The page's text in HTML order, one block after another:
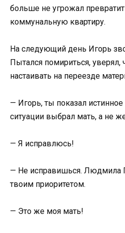
больше не угрожал
коммунальную квартиру.
На следующий день Игорь
Пытался помириться, уверял,
настаивать на переезде
— Игорь, ты показал
ситуации выбрал мать, а не
— Я исправлюсь!
— Не исправишься. Людмила
твоим приоритетом.
— Это же моя мать!